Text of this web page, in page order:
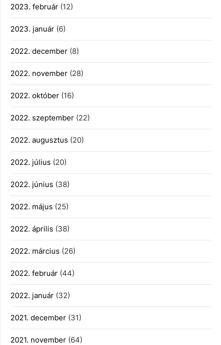
2023. február (12)
2023. január (6)
2022. december (8)
2022. november (28)
2022. október (16)
2022. szeptember (22)
2022. augusztus (20)
2022. július (20)
2022. június (38)
2022. május (25)
2022. április (38)
2022. március (26)
2022. február (44)
2022. január (32)
2021. december (31)
2021. november (64)